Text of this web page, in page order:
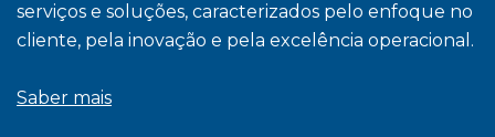
serviços e soluções, caracterizados pelo enfoque no
cliente, pela inovação e pela excelência operacional.
Saber mais